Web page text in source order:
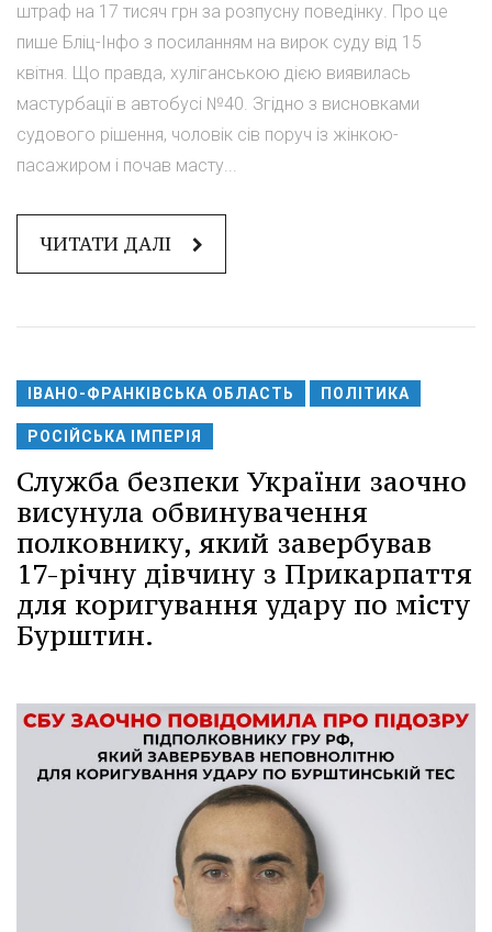
штраф на 17 тисяч грн за розпусну поведінку. Про це
пише Бліц-Інфо з посиланням на вирок суду від 15
квітня. Що правда, хуліганською дією виявилась
мастурбації в автобусі №40. Згідно з висновками
судового рішення, чоловік сів поруч із жінкою-
пасажиром і почав масту...
ЧИТАТИ ДАЛІ
ІВАНО-ФРАНКІВСЬКА ОБЛАСТЬ ПОЛІТИКА
РОСІЙСЬКА ІМПЕРІЯ
Служба безпеки України заочно
висунула обвинувачення
полковнику, який завербував
17-річну дівчину з Прикарпаття
для коригування удару по місту
Бурштин.